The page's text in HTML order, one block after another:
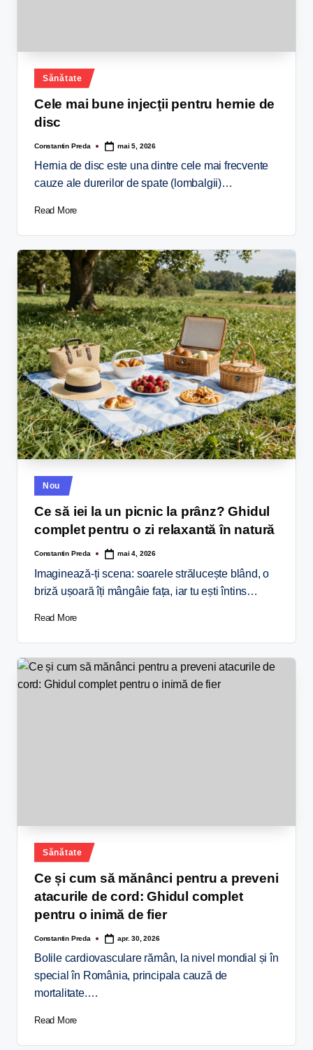
Sănătate
Cele mai bune injecţii pentru hernie de
disc
Constantin Preda mai 5, 2026
Hernia de disc este una dintre cele mai frecvente
cauze ale durerilor de spate (lombalgii)…
Read More
Nou
Ce să iei la un picnic la prânz? Ghidul
complet pentru o zi relaxantă în natură
Constantin Preda mai 4, 2026
Imaginează-ți scena: soarele strălucește blând, o
briză ușoară îți mângâie fața, iar tu ești întins…
Read More
Sănătate
Ce și cum să mănânci pentru a preveni
atacurile de cord: Ghidul complet
pentru o inimă de fier
Constantin Preda apr. 30, 2026
Bolile cardiovasculare rămân, la nivel mondial și în
special în România, principala cauză de
mortalitate.…
Read More